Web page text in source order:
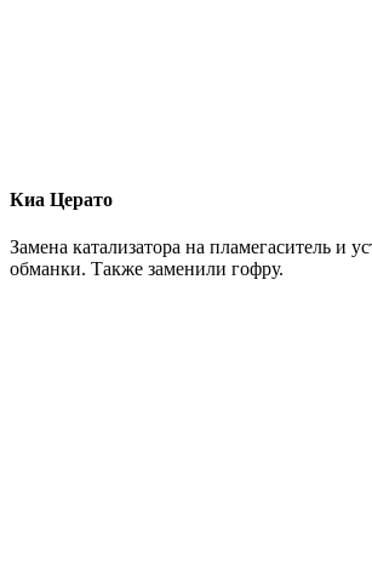
Киа Церато
Замена катализатора на пламегаситель и
обманки. Также заменили гофру.